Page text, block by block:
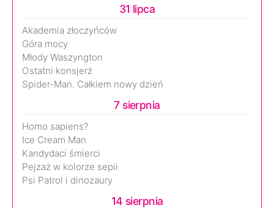
31 lipca
Akademia złoczyńców
Góra mocy
Młody Waszyngton
Ostatni konsjerż
Spider-Man. Całkiem nowy dzień
7 sierpnia
Homo sapiens?
Ice Cream Man
Kandydaci śmierci
Pejzaż w kolorze sepii
Psi Patrol i dinozaury
14 sierpnia